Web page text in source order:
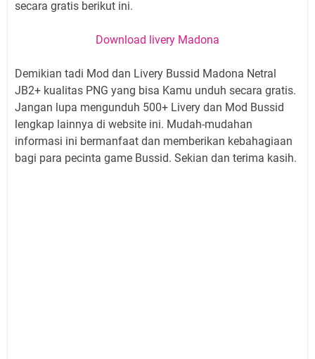
secara gratis berikut ini.
Download livery Madona
Demikian tadi Mod dan Livery Bussid Madona Netral
JB2+ kualitas PNG yang bisa Kamu unduh secara gratis.
Jangan lupa mengunduh 500+ Livery dan Mod Bussid
lengkap lainnya di website ini. Mudah-mudahan
informasi ini bermanfaat dan memberikan kebahagiaan
bagi para pecinta game Bussid. Sekian dan terima kasih.